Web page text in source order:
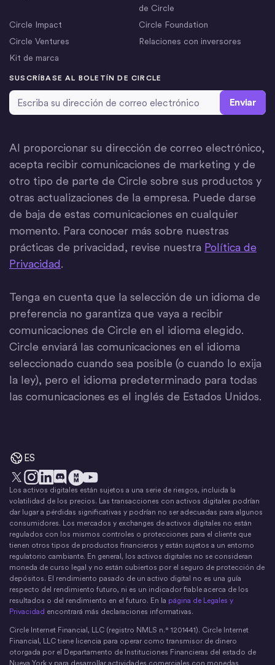
de Circle
Circle Impact
Circle Foundation
Circle Ventures
Relaciones con inversores
Kit de marca
SUSCRÍBASE AL BOLETÍN DE CIRCLE
Dirección de correo electrónico
Al proporcionar su dirección de correo electrónico,
acepta recibir comunicaciones de marketing y de
otro tipo de parte de Circle sobre sus productos y
otras actualizaciones de la empresa. Puede darse
de baja de estas comunicaciones en cualquier
momento. Para conocer más sobre nuestras
prácticas de privacidad, revise nuestra Política de
Privacidad.
Tenga en cuenta que la selección de un idioma de
preferencia no garantiza que vaya a recibir
comunicaciones de Circle en el idioma elegido.
Circle enviará las comunicaciones en el idioma
seleccionado cuando sea posible (o cuando lo exija
la ley), pero el idioma predeterminado para todas
las comunicaciones es el inglés de Estados Unidos.
ES
X Instagram
LinkedIn
DiscordEl movimiento del dinero
YouTube
Los activos digitales están sujetos a una serie de riesgos, incluida la
volatilidad de los precios. Las transacciones con activos digitales podrían
dar lugar a pérdidas significativas y podrían no ser adecuadas para algunos
consumidores. Los mercados y exchanges de activos digitales no están
regulados con los mismos controles o protecciones para el cliente que
tienen otros tipos de productos financieros y están sujetos a un entorno
regulatorio cambiante. En general, los activos digitales no se consideran
moneda de curso legal y no están cubiertos por el seguro de protección de
depósitos. El rendimiento pasado de un activo digital no es una guía
respecto del rendimiento futuro, ni es un indicador fiable acerca de los
resultados o del rendimiento en el futuro. En la página de Legales y
Privacidad encontrará más declaraciones informativas.
Circle Internet Financial, LLC (registro NMLS n.° 1201441). Circle Internet
Financial, LLC tiene licencia para operar como transmisor de dinero
otorgada por el Departamento de Instituciones Financieras del estado de
Nueva York y para desarrollar actividades comerciales con monedas